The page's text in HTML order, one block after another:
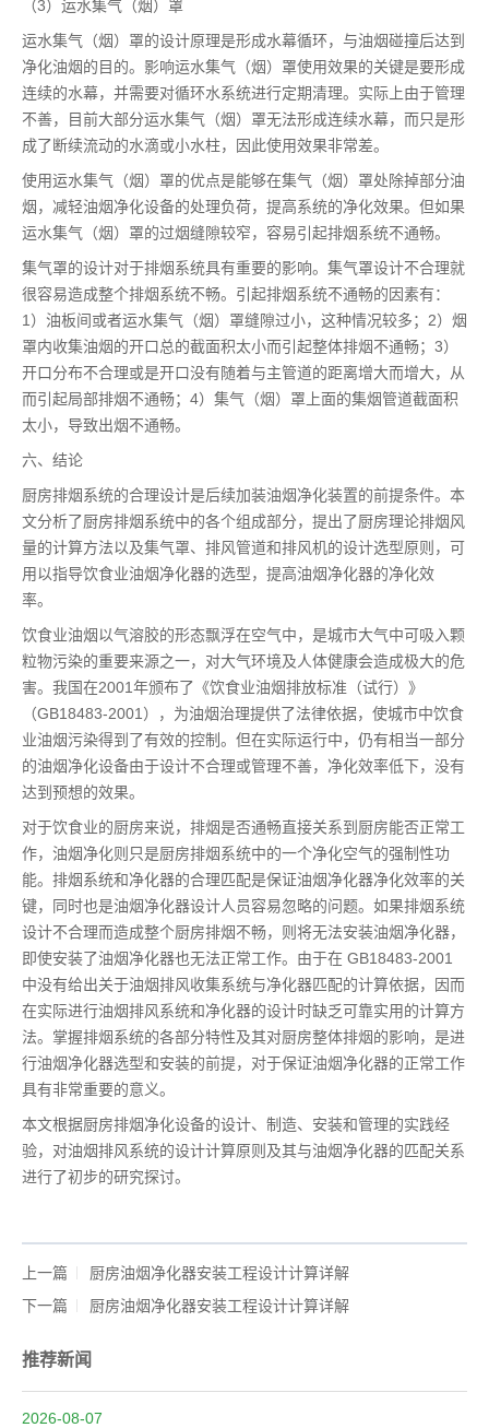
（3）运水集气（烟）罩
运水集气（烟）罩的设计原理是形成水幕循环，与油烟碰撞后达到
净化油烟的目的。影响运水集气（烟）罩使用效果的关键是要形成
连续的水幕，并需要对循环水系统进行定期清理。实际上由于管理
不善，目前大部分运水集气（烟）罩无法形成连续水幕，而只是形
成了断续流动的水滴或小水柱，因此使用效果非常差。
使用运水集气（烟）罩的优点是能够在集气（烟）罩处除掉部分油
烟，减轻油烟净化设备的处理负荷，提高系统的净化效果。但如果
运水集气（烟）罩的过烟缝隙较窄，容易引起排烟系统不通畅。
集气罩的设计对于排烟系统具有重要的影响。集气罩设计不合理就
很容易造成整个排烟系统不畅。引起排烟系统不通畅的因素有：
1）油板间或者运水集气（烟）罩缝隙过小，这种情况较多；2）烟
罩内收集油烟的开口总的截面积太小而引起整体排烟不通畅；3）
开口分布不合理或是开口没有随着与主管道的距离增大而增大，从
而引起局部排烟不通畅；4）集气（烟）罩上面的集烟管道截面积
太小，导致出烟不通畅。
六、结论
厨房排烟系统的合理设计是后续加装油烟净化装置的前提条件。本
文分析了厨房排烟系统中的各个组成部分，提出了厨房理论排烟风
量的计算方法以及集气罩、排风管道和排风机的设计选型原则，可
用以指导饮食业油烟净化器的选型，提高油烟净化器的净化效
率。
饮食业油烟以气溶胶的形态飘浮在空气中，是城市大气中可吸入颗
粒物污染的重要来源之一，对大气环境及人体健康会造成极大的危
害。我国在2001年颁布了《饮食业油烟排放标准（试行）》
（GB18483-2001），为油烟治理提供了法律依据，使城市中饮食
业油烟污染得到了有效的控制。但在实际运行中，仍有相当一部分
的油烟净化设备由于设计不合理或管理不善，净化效率低下，没有
达到预想的效果。
对于饮食业的厨房来说，排烟是否通畅直接关系到厨房能否正常工
作，油烟净化则只是厨房排烟系统中的一个净化空气的强制性功
能。排烟系统和净化器的合理匹配是保证油烟净化器净化效率的关
键，同时也是油烟净化器设计人员容易忽略的问题。如果排烟系统
设计不合理而造成整个厨房排烟不畅，则将无法安装油烟净化器，
即使安装了油烟净化器也无法正常工作。由于在 GB18483-2001
中没有给出关于油烟排风收集系统与净化器匹配的计算依据，因而
在实际进行油烟排风系统和净化器的设计时缺乏可靠实用的计算方
法。掌握排烟系统的各部分特性及其对厨房整体排烟的影响，是进
行油烟净化器选型和安装的前提，对于保证油烟净化器的正常工作
具有非常重要的意义。
本文根据厨房排烟净化设备的设计、制造、安装和管理的实践经
验，对油烟排风系统的设计计算原则及其与油烟净化器的匹配关系
进行了初步的研究探讨。
上一篇
厨房油烟净化器安装工程设计计算详解
下一篇
厨房油烟净化器安装工程设计计算详解
推荐新闻
2026-08-07